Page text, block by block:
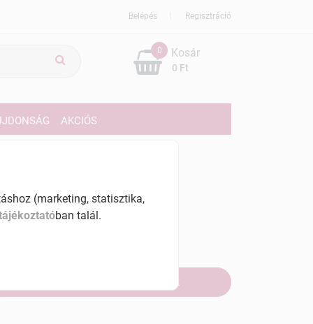
Regisztráció
Belépés
0
0 Ft
Kosár
AKCIÓS
ÁFÁ-val , [7595 Ft/l]
(marketing, statisztika,
ban talál.